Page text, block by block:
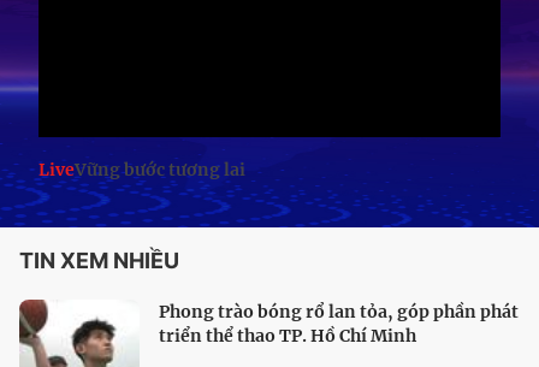
LiveVững bước tương lai
TIN XEM NHIỀU
Phong trào bóng rổ lan tỏa, góp phần phát
triển thể thao TP. Hồ Chí Minh